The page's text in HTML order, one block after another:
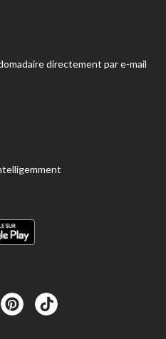
directement par e-mail